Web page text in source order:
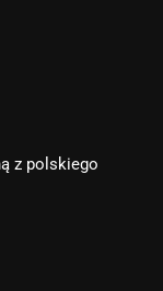
z polskiego